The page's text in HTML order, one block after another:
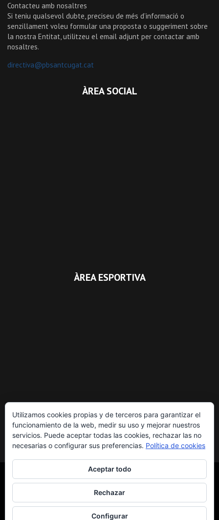
Contacteu amb nosaltres
Si teniu qualsevol dubte, preciseu de més d’informació o
senzillament voleu formular una proposta o suggeriment sobre
la nostra Entitat, utilitzeu el email adjunt per contactar amb
nosaltres.
directiva@pbsantcugat.cat
ÀREA SOCIAL
ÀREA ESPORTIVA
Copyright © 2026PENYA BLAUGRANA
POLÍTICA DE PRIVACIDAD
Theme by:Theme Horse
Utilizamos cookies propias y de terceros para garantizar el
funcionamiento de la web, medir su uso y mejorar nuestros
servicios. Puede aceptar todas las cookies, rechazar las no
necesarias o configurar sus preferencias. Política de cookies
Aceptar todo
Rechazar
Configurar